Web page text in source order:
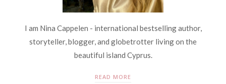
I am Nina Cappelen - international bestselling author,
storyteller, blogger, and globetrotter living on the
beautiful island Cyprus.
READ MORE